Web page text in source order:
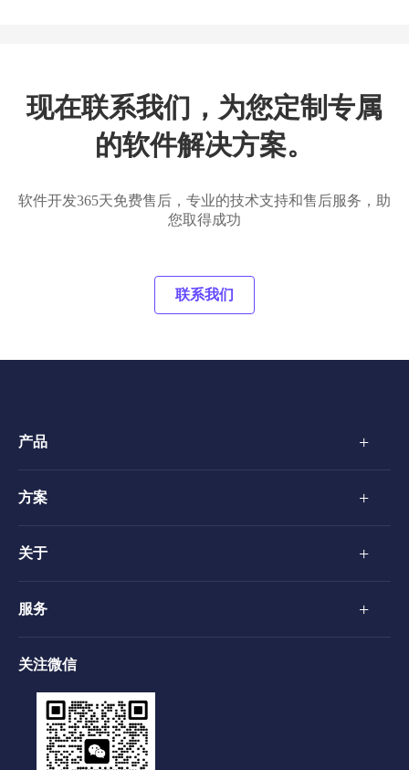
现在联系我们，为您定制专属
的软件解决方案。
软件开发365天免费售后，专业的技术支持和售后服务，助
您取得成功
联系我们
产品 +
方案 +
关于 +
服务 +
关注微信